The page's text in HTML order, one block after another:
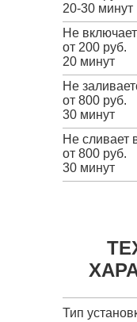
20-30 минут
Не
от 200 руб.
20 минут
Не
от 800 руб.
30 минут
Не сливает
от 800 руб.
30 минут
Тип